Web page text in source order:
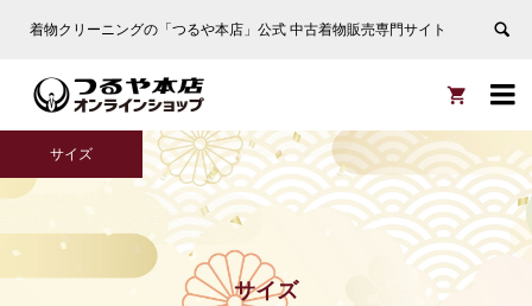
着物クリーニングの「つるや本店」公式 中古着物販売専門サイト


サイズ
サイズ